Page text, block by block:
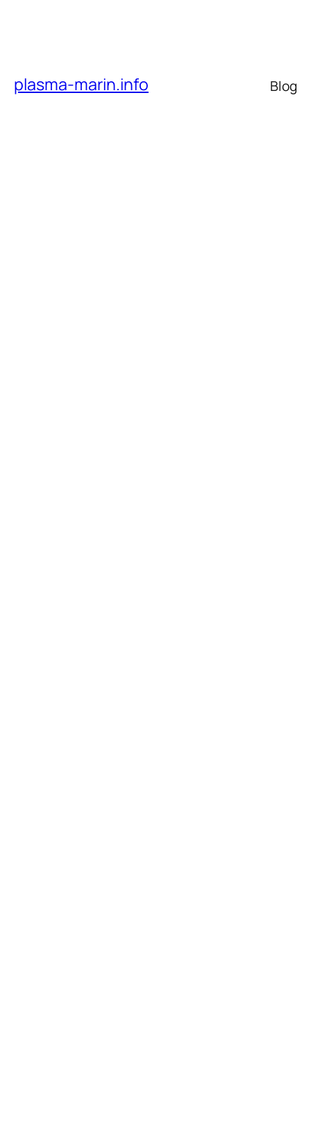
plasma-marin.info Blog